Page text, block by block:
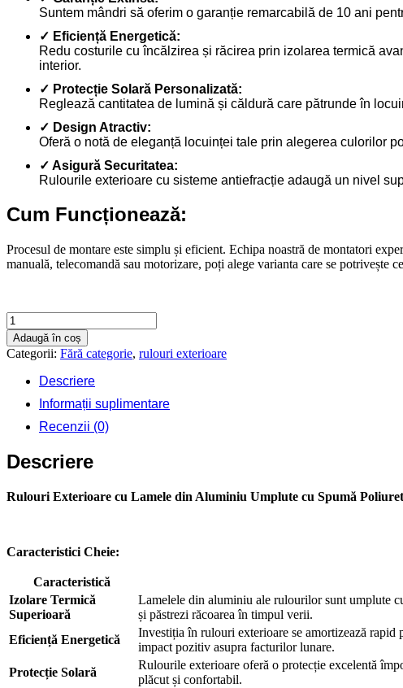
Suntem mândri să oferim o garanție remarcabilă de 10 ani
✓ Eficiență Energetică:
Redu costurile cu încălzirea și răcirea prin izolarea termică
interior.
✓ Protecție Solară Personalizată:
Reglează cantitatea de lumină și căldură care pătrunde în
✓ Design Atractiv:
Oferă o notă de eleganță locuinței tale prin alegerea culorilor
✓ Asigură Securitatea:
Rulourile exterioare cu sisteme antiefracție adaugă un nivel
Cum Funcționează:
Procesul de montare este simplu și eficient. Echipa noastră de montatori
manuală, telecomandă sau motorizare, poți alege varianta care se potrivește
Cantitate
Rulouri
exterioare
1500
Adaugă în coș
Categorii: Fără categorie, rulouri exterioare
Descriere
Informații suplimentare
Recenzii (0)
Descriere
Rulouri Exterioare cu Lamele din Aluminiu Umplute cu Spumă
Caracteristici Cheie:
Caracteristică
Izolare Termică
Superioară
Lamelele din aluminiu ale rulourilor sunt umplute
și păstrezi răcoarea în timpul verii.
Eficiență Energetică
Investiția în rulouri exterioare se amortizează
impact pozitiv asupra facturilor lunare.
Protecție Solară
Rulourile exterioare oferă o protecție excelentă
plăcut și confortabil.